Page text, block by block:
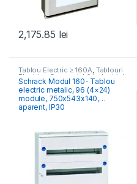
2,175.85 lei
Tablou Electric ≥ 160A, Tablouri
Electrice Comercial & Industrial
Schrack Modul 160- Tablou
electric metalic, 96 (4×24)
module, 750x543x140,
aparent, IP30